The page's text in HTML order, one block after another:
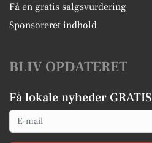
Få en gratis salgsvurdering
Sponsoreret indhold
BLIV OPDATERET
Få lokale nyheder GRATIS
Email